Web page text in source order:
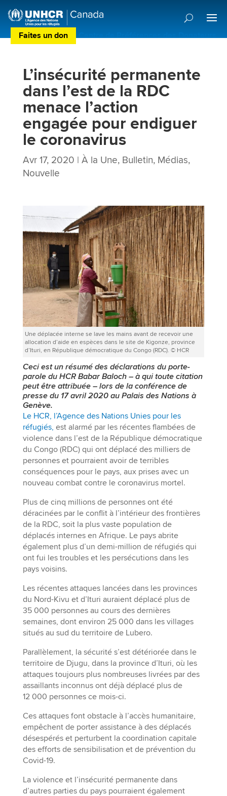
Faites un don Centre de Préférences des Donateurs
L’insécurité permanente
dans l’est de la RDC
menace l’action
engagée pour endiguer
le coronavirus
Avr 17, 2020 | À la Une, Bulletin, Médias,
Nouvelle
Une déplacée interne se lave les mains avant de recevoir une
allocation d’aide en espèces dans le site de Kigonze, province
d’Ituri, en République démocratique du Congo (RDC). © HCR
Ceci est un résumé des déclarations du porte-
parole du HCR Babar Baloch – à qui toute citation
peut être attribuée – lors de la conférence de
presse du 17 avril 2020 au Palais des Nations à
Genève.
Le HCR, l’Agence des Nations Unies pour les
réfugiés, est alarmé par les récentes flambées de
violence dans l’est de la République démocratique
du Congo (RDC) qui ont déplacé des milliers de
personnes et pourraient avoir de terribles
conséquences pour le pays, aux prises avec un
nouveau combat contre le coronavirus mortel.
Plus de cinq millions de personnes ont été
déracinées par le conflit à l’intérieur des frontières
de la RDC, soit la plus vaste population de
déplacés internes en Afrique. Le pays abrite
également plus d’un demi-million de réfugiés qui
ont fui les troubles et les persécutions dans les
pays voisins.
Les récentes attaques lancées dans les provinces
du Nord-Kivu et d’Ituri auraient déplacé plus de
35 000 personnes au cours des dernières
semaines, dont environ 25 000 dans les villages
situés au sud du territoire de Lubero.
Parallèlement, la sécurité s’est détériorée dans le
territoire de Djugu, dans la province d’Ituri, où les
attaques toujours plus nombreuses livrées par des
assaillants inconnus ont déjà déplacé plus de
12 000 personnes ce mois-ci.
Ces attaques font obstacle à l’accès humanitaire,
empêchent de porter assistance à des déplacés
désespérés et perturbent la coordination capitale
des efforts de sensibilisation et de prévention du
Covid-19.
La violence et l’insécurité permanente dans
d’autres parties du pays pourraient également